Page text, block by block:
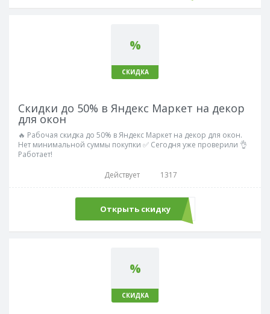
%
СКИДКА
Скидки до 50% в Яндекс Маркет на декор
для окон
🔥 Рабочая скидка до 50% в Яндекс Маркет на декор для окон.
Нет минимальной суммы покупки ✅ Сегодня уже проверили 👌
Работает!
Действует
1317
Открыть скидку
%
СКИДКА